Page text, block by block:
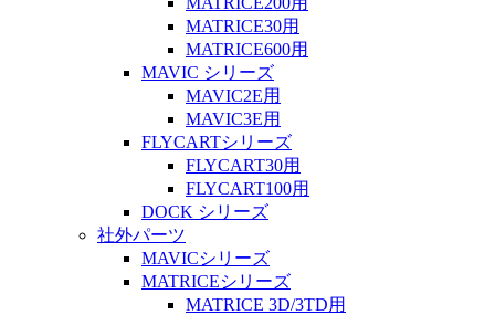
MATRICE30用
MATRICE600用
MAVIC シリーズ
MAVIC2E用
MAVIC3E用
FLYCARTシリーズ
FLYCART30用
FLYCART100用
DOCK シリーズ
社外パーツ
MAVICシリーズ
MATRICEシリーズ
MATRICE 3D/3TD用